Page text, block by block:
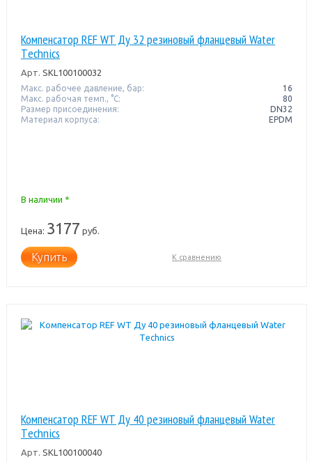
Компенсатор REF WT Ду 32 резиновый фланцевый Water
Тechnics
Арт. SKL100100032
Макс. рабочее давление, бар:
16
Макс. рабочая темп., °С:
80
Размер присоединения:
DN32
Материал корпуса:
EPDM
В наличии *
Цена: 3177 руб.
Купить К сравнению
Компенсатор REF WT Ду 40 резиновый фланцевый Water
Тechnics
Арт. SKL100100040